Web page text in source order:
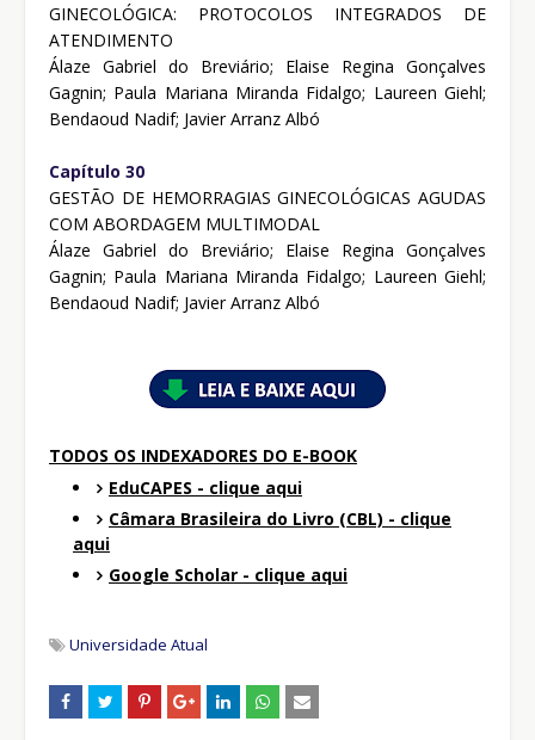
GINECOLÓGICA: PROTOCOLOS INTEGRADOS DE
ATENDIMENTO
Álaze Gabriel do Breviário; Elaise Regina Gonçalves
Gagnin; Paula Mariana Miranda Fidalgo; Laureen Giehl;
Bendaoud Nadif; Javier Arranz Albó
Capítulo 30
GESTÃO DE HEMORRAGIAS GINECOLÓGICAS AGUDAS
COM ABORDAGEM MULTIMODAL
Álaze Gabriel do Breviário; Elaise Regina Gonçalves
Gagnin; Paula Mariana Miranda Fidalgo; Laureen Giehl;
Bendaoud Nadif; Javier Arranz Albó
TODOS OS INDEXADORES DO E-BOOK
EduCAPES - clique aqui
Câmara Brasileira do Livro (CBL) - clique
aqui
Google Scholar - clique aqui
Universidade Atual